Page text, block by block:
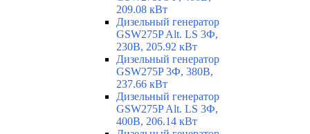
209.08 кВт
Дизельный генератор
GSW275P Alt. LS 3Ф,
230В, 205.92 кВт
Дизельный генератор
GSW275P 3Ф, 380В,
237.66 кВт
Дизельный генератор
GSW275P Alt. LS 3Ф,
400В, 206.14 кВт